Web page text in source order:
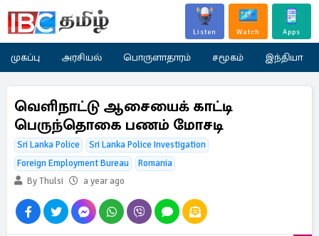
Listen Watch Apps
முகப்பு அரசியல் பொருளாதாரம் சமூகம் இந்தியா
வெளிநாட்டு ஆசையைக் காட்டி
பெருந்தொகை பணம் மோசடி
Sri Lanka Police
Sri Lanka Police Investigation
Foreign Employment Bureau
Romania
By Thulsi
a year ago